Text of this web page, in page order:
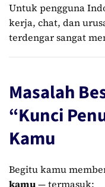
Untuk pengguna
kerja, chat, dan
terdengar sangat
Masalah
“Kunci
Kamu
Begitu kamu
kamu— termasuk: